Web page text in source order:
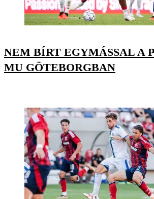
NEM BÍRT EGYMÁSSAL A
MU GÖTEBORGBAN